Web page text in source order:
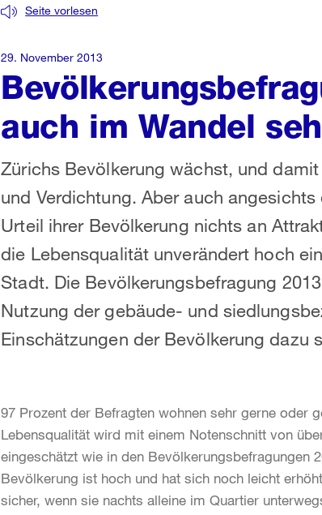
auch im Wandel
Seite vorlesen
Zürichs Bevölkerung wächst, und
und Verdichtung. Aber auch
Urteil ihrer Bevölkerung nichts an
die Lebensqualität unverändert hoch
Stadt. Die Bevölkerungsbefragung
Nutzung der gebäude- und
Einschätzungen der Bevölkerung dazu
29. November 2013
97 Prozent der Befragten wohnen sehr gerne oder
Lebensqualität wird mit einem Notenschnitt von
eingeschätzt wie in den Bevölkerungsbefragungen
Bevölkerung ist hoch und hat sich noch leicht
sicher, wenn sie nachts alleine im Quartier